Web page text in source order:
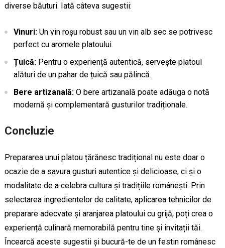
diverse băuturi. Iată câteva sugestii:
Vinuri:Un vin roșu robust sau un vin alb sec se potrivesc
perfect cu aromele platoului.
Țuică:Pentru o experiență autentică, servește platoul
alături de un pahar de țuică sau pălincă.
Bere artizanală:O bere artizanală poate adăuga o notă
modernă și complementară gusturilor tradiționale.
Concluzie
Prepararea unui platou țărănesc tradițional nu este doar o
ocazie de a savura gusturi autentice și delicioase, ci și o
modalitate de a celebra cultura și tradițiile românești. Prin
selectarea ingredientelor de calitate, aplicarea tehnicilor de
preparare adecvate și aranjarea platoului cu grijă, poți crea o
experiență culinară memorabilă pentru tine și invitații tăi.
Încearcă aceste sugestii și bucură-te de un festin românesc